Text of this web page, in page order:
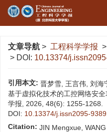
文章导航 > 工程科学学报 >
> DOI: 10.13374/
引用本文: 晋梦雪, 王言伟, 刘海
基于虚拟化技术的工控网络安
学报, 2026, 48(6): 1255-1268.
DOI: 10.13374/j.issn2095-
Citation: JIN Mengxue,